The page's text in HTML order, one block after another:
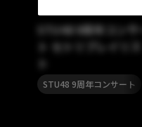
STU48 9周年コンサー
ト セトリプレイリス
STU48 9周年コンサート